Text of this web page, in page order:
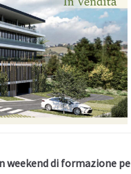
weekend di formazione pe